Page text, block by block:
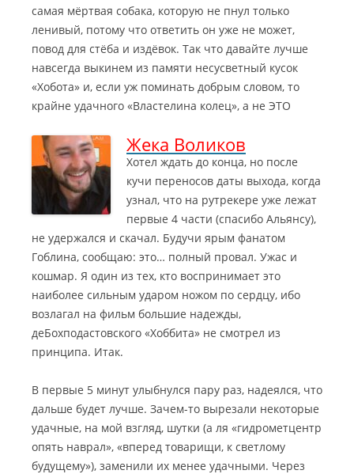
самая мёртвая собака, которую не пнул только
ленивый, потому что ответить он уже не может,
повод для стёба и издёвок. Так что давайте лучше
навсегда выкинем из памяти несусветный кусок
«Хобота» и, если уж поминать добрым словом, то
крайне удачного «Властелина колец», а не ЭТО
Жека Воликов
Хотел ждать до конца, но после
кучи переносов даты выхода, когда
узнал, что на рутрекере уже лежат
первые 4 части (спасибо Альянсу),
не удержался и скачал. Будучи ярым фанатом
Гоблина, сообщаю: это… полный провал. Ужас и
кошмар. Я один из тех, кто воспринимает это
наиболее сильным ударом ножом по сердцу, ибо
возлагал на фильм большие надежды,
деБохподастовского «Хоббита» не смотрел из
принципа. Итак.
В первые 5 минут улыбнулся пару раз, надеялся, что
дальше будет лучше. Зачем-то вырезали некоторые
удачные, на мой взгляд, шутки (а ля «гидрометцентр
опять наврал», «вперед товарищи, к светлому
будущему»), заменили их менее удачными. Через